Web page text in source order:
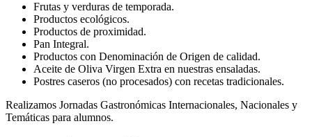
Frutas y verduras de temporada.
Productos ecológicos.
Productos de proximidad.
Pan Integral.
Productos con Denominación de Origen de calidad.
Aceite de Oliva Virgen Extra en nuestras ensaladas.
Postres caseros (no procesados) con recetas tradicionales.
Realizamos Jornadas Gastronómicas Internacionales, Nacionales y
Temáticas para alumnos.